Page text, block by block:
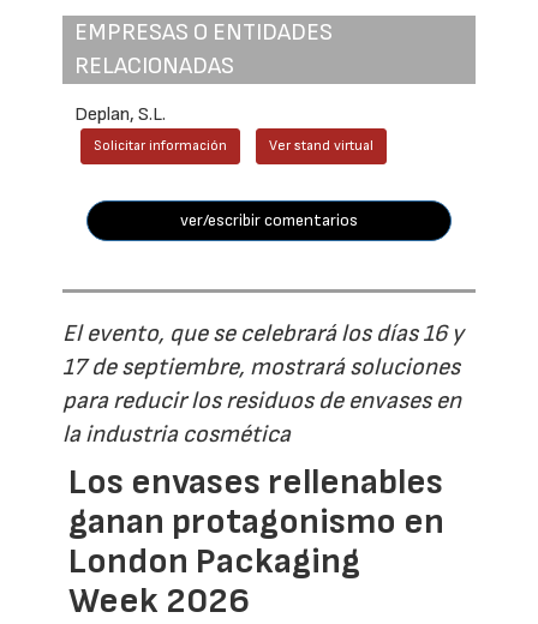
EMPRESAS O ENTIDADES
RELACIONADAS
Deplan, S.L.
Solicitar información Ver stand virtual
ver/escribir comentarios
El evento, que se celebrará los días 16 y
17 de septiembre, mostrará soluciones
para reducir los residuos de envases en
la industria cosmética
Los envases rellenables
ganan protagonismo en
London Packaging
Week 2026